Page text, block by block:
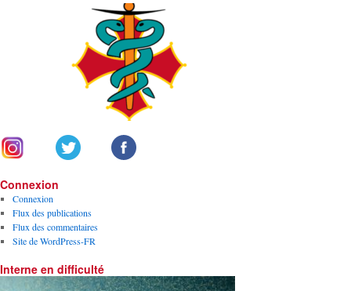
Connexion
Connexion
Flux des publications
Flux des commentaires
Site de WordPress-FR
Interne en difficulté